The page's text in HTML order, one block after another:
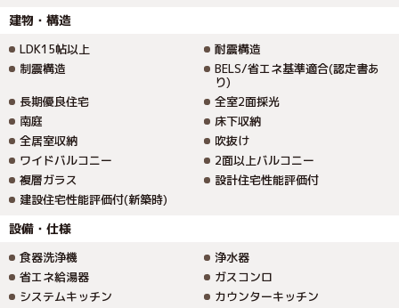
建物・構造
LDK15帖以上
耐震構造
制震構造
BELS/省エネ基準適合(認定書あ
り)
長期優良住宅
全室2面採光
南庭
床下収納
全居室収納
吹抜け
ワイドバルコニー
2面以上バルコニー
複層ガラス
設計住宅性能評価付
建設住宅性能評価付(新築時)
設備・仕様
食器洗浄機
浄水器
省エネ給湯器
ガスコンロ
システムキッチン
カウンターキッチン